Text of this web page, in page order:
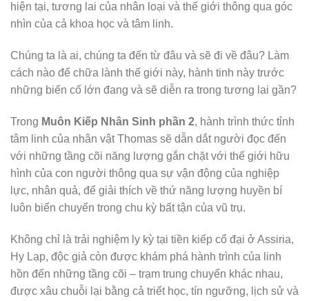
hiện tại, tương lai của nhân loại và thế giới thông qua góc
nhìn của cả khoa học và tâm linh.
Chúng ta là ai, chúng ta đến từ đâu và sẽ đi về đâu? Làm
cách nào để chữa lành thế giới này, hành tinh này trước
những biến cố lớn đang và sẽ diễn ra trong tương lai gần?
Trong Muôn Kiếp Nhân Sinh phần 2, hành trình thức tỉnh
tâm linh của nhân vật Thomas sẽ dẫn dắt người đọc đến
với những tầng cõi năng lượng gắn chặt với thế giới hữu
hình của con người thông qua sự vận động của nghiệp
lực, nhân quả, để giải thích về thứ năng lượng huyền bí
luôn biến chuyển trong chu kỳ bất tận của vũ trụ.
Không chỉ là trải nghiệm ly kỳ tại tiền kiếp cổ đại ở Assiria,
Hy Lạp, độc giả còn được khám phá hành trình của linh
hồn đến những tầng cõi – trạm trung chuyển khác nhau,
được xâu chuỗi lại bằng cả triết học, tín ngưỡng, lịch sử và